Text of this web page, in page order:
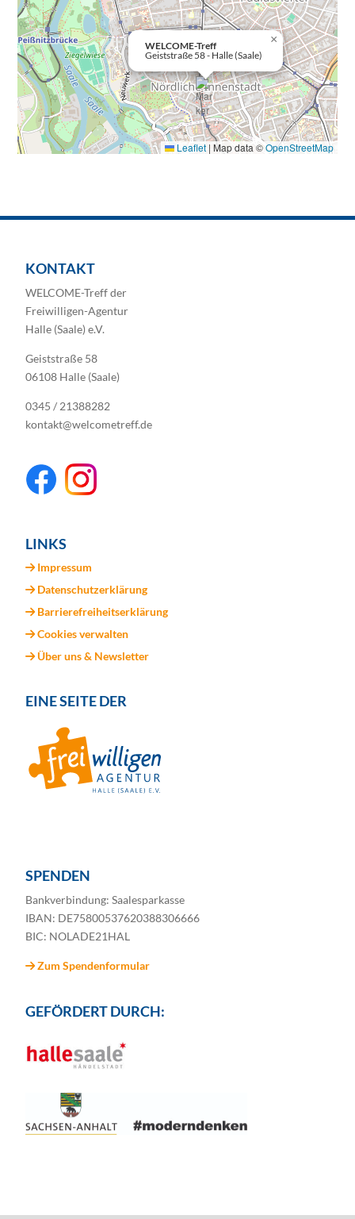
WELCOME-Treff
Geiststraße 58 - Halle (Saale)
×
Leaflet | Map data ©OpenStreetMap
KONTAKT
WELCOME-Treff der
Freiwilligen-Agentur
Halle (Saale) e.V.
Geiststraße 58
06108 Halle (Saale)
0345 / 21388282
kontakt@welcometreff.de
LINKS
Impressum
Datenschutzerklärung
Barrierefreiheitserklärung
Cookies verwalten
Über uns & Newsletter
EINE SEITE DER
SPENDEN
Bankverbindung: Saalesparkasse
IBAN: DE75800537620388306666
BIC: NOLADE21HAL
Zum Spendenformular
GEFÖRDERT DURCH: